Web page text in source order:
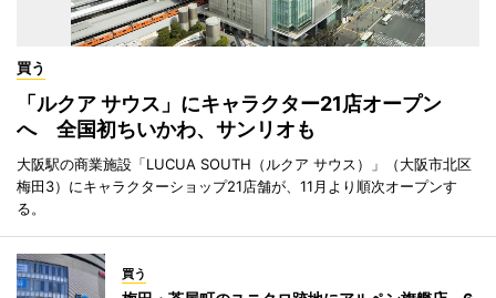
買う
「ルクア サウス」にキャラクター21店オープン
へ 全国初ちいかわ、サンリオも
大阪駅の商業施設「LUCUA SOUTH（ルクア サウス）」（大阪市北区
梅田3）にキャラクターショップ21店舗が、11月より順次オープンす
る。
買う